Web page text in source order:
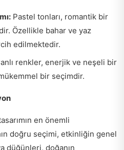
Pastel tonları, romantik bir
Özellikle bahar ve yaz
edilmektedir.
renkler, enerjik ve neşeli bir
bir seçimdir.
en önemli
doğru seçimi, etkinliğin genel
düğünleri, doğanın